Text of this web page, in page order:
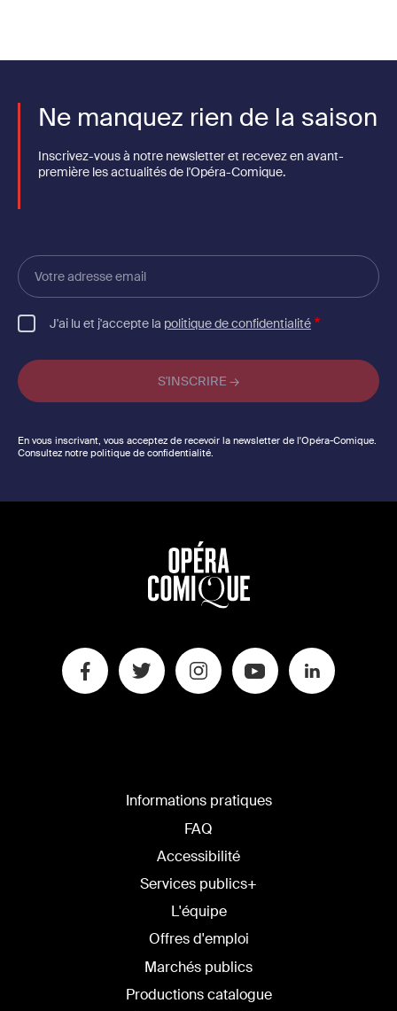
Ne manquez rien de la saison
Inscrivez-vous à notre newsletter et recevez en avant-
première les actualités de l'Opéra-Comique.
Votre
adresse
email
J'ai lu et j'accepte la politique de confidentialité
En vous inscrivant, vous acceptez de recevoir la newsletter de l'Opéra-Comique.
Consultez notre politique de confidentialité.
Informations pratiques
FAQ
Accessibilité
Services publics+
L'équipe
Offres d'emploi
Marchés publics
Productions catalogue